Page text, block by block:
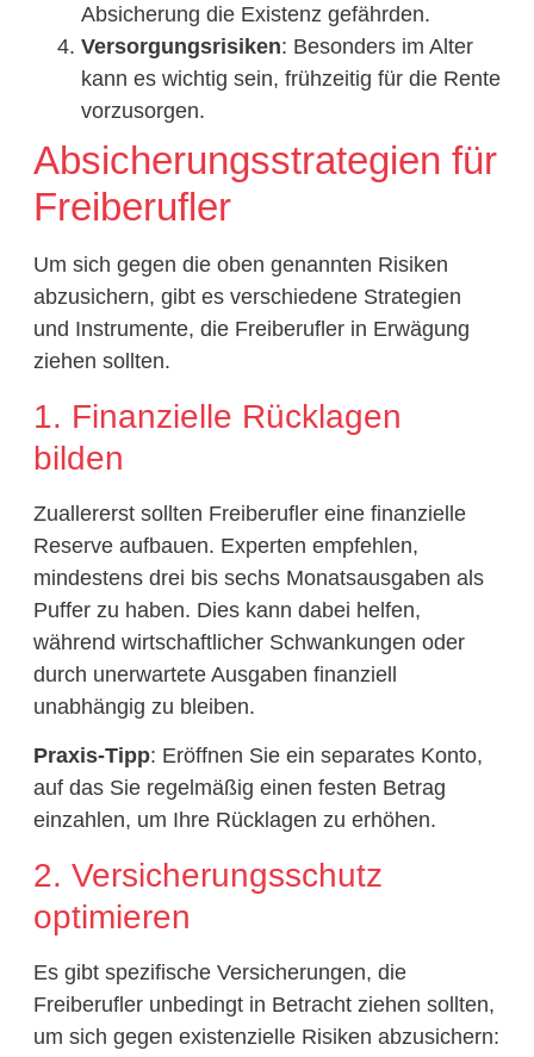
Absicherung die Existenz gefährden.
Versorgungsrisiken: Besonders im Alter
kann es wichtig sein, frühzeitig für die Rente
vorzusorgen.
Absicherungsstrategien für
Freiberufler
Um sich gegen die oben genannten Risiken
abzusichern, gibt es verschiedene Strategien
und Instrumente, die Freiberufler in Erwägung
ziehen sollten.
1. Finanzielle Rücklagen
bilden
Zuallererst sollten Freiberufler eine finanzielle
Reserve aufbauen. Experten empfehlen,
mindestens drei bis sechs Monatsausgaben als
Puffer zu haben. Dies kann dabei helfen,
während wirtschaftlicher Schwankungen oder
durch unerwartete Ausgaben finanziell
unabhängig zu bleiben.
Praxis-Tipp: Eröffnen Sie ein separates Konto,
auf das Sie regelmäßig einen festen Betrag
einzahlen, um Ihre Rücklagen zu erhöhen.
2. Versicherungsschutz
optimieren
Es gibt spezifische Versicherungen, die
Freiberufler unbedingt in Betracht ziehen sollten,
um sich gegen existenzielle Risiken abzusichern: